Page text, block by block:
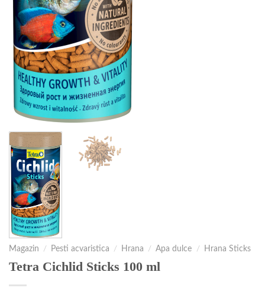
Magazin / Pesti acvaristica / Hrana / Apa dulce / Hrana Sticks
Tetra Cichlid Sticks 100 ml